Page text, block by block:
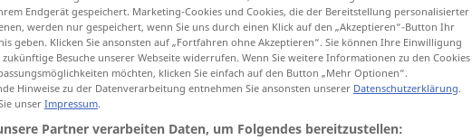
drévje
drézati
dríska
dróbec
Endgerät gespeichert. Marketing-Cookies und Cookies, die der Bereitstellung personalisierter
werden nur gespeichert, wenn Sie uns durch einen Klick auf den „Akzeptieren“-Button Ihr
geben. Klicken Sie ansonsten auf „Fortfahren ohne Akzeptieren“. Sie können Ihre Einwilligung
Besuche unserer Webseite widerrufen. Wenn Sie weitere Informationen zu den Cookies
möchten, klicken Sie einfach auf den Button „Mehr Optionen“.
Hinweise zu der Datenverarbeitung entnehmen Sie ansonsten unserer Datenschutzerklärung.
unser Impressum.
Partner verarbeiten Daten, um Folgendes bereitzustellen: